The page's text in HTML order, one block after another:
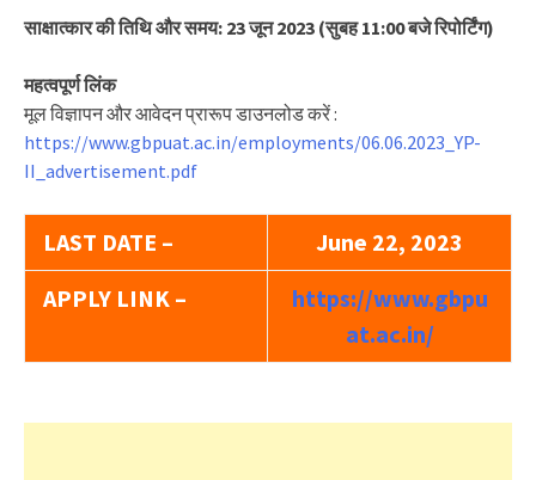
साक्षात्कार की तिथि और समय: 23 जून 2023 (सुबह 11:00 बजे रिपोर्टिंग)
महत्वपूर्ण लिंक
मूल विज्ञापन और आवेदन प्रारूप डाउनलोड करें :
https://www.gbpuat.ac.in/employments/06.06.2023_YP-
II_advertisement.pdf
LAST DATE –
June 22, 2023
APPLY LINK –
https://www.gbpu
at.ac.in/